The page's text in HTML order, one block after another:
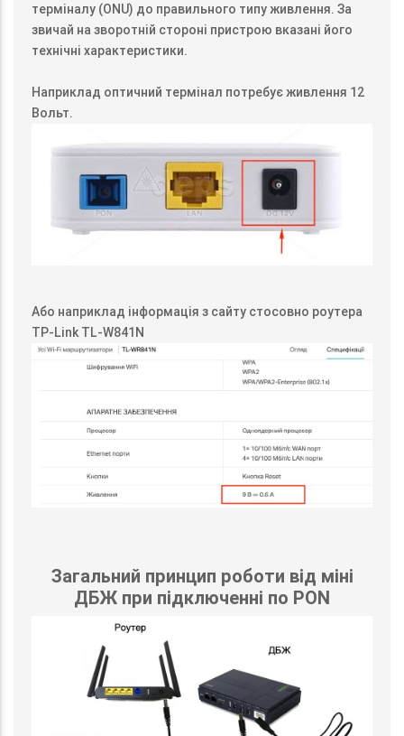
терміналу (ONU) до правильного типу живлення. За
звичай на зворотній стороні пристрою вказані його
технічні характеристики.
Наприклад оптичний термінал потребує живлення 12
Вольт.
Або наприклад інформація з сайту стосовно роутера
TP-Link TL-W841N
Загальний принцип роботи від міні
ДБЖ при підключенні по PON